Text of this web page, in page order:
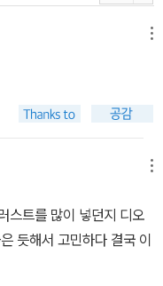
스트를 많이 넣던지 디오
듯해서 고민하다 결국 이